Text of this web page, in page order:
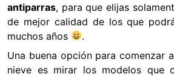
antiparras, para que elijas
de mejor calidad de los que
muchos años
.
Una buena opción para comenzar
nieve es mirar los modelos que